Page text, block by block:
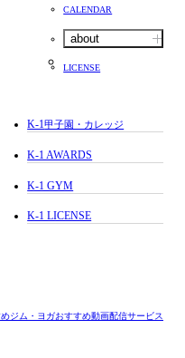
CALENDAR
about
LICENSE
K-1甲子園・カレッジ
K-1 AWARDS
K-1 GYM
K-1 LICENSE
ジム・ヨガおすすめ動画配信サービス